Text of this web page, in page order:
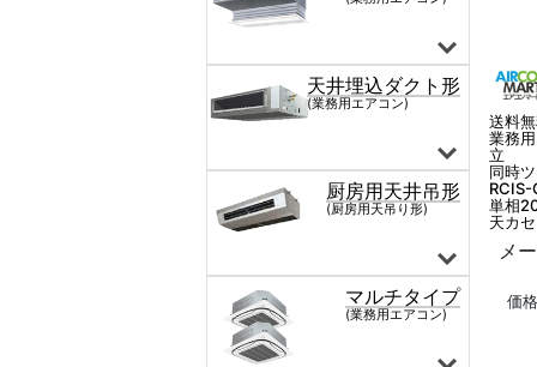
送料
業務
立
同時
RCIS-
単相
天カ
メ
価格